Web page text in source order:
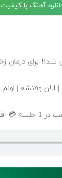
آهنگ با کیفیت 128
روز درمان شد!! برای
12 ماه